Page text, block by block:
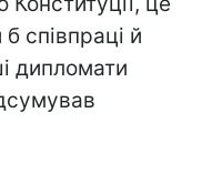
б співпраці й
дипломати